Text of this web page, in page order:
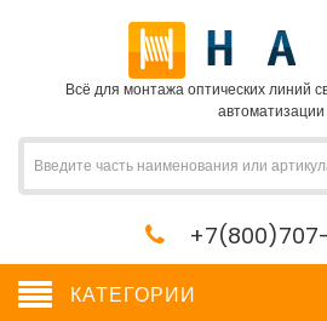
Всё для монтажа оптических линий
автоматизации
КАТЕГОРИИ